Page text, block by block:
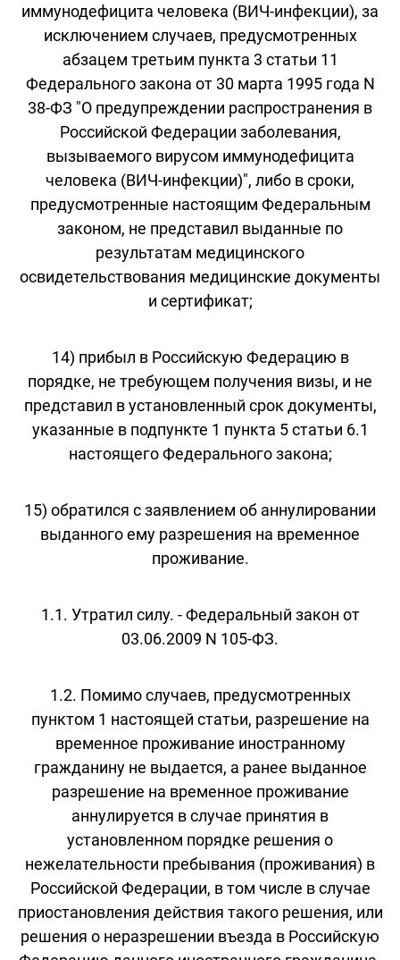
иммунодефицита человека (ВИЧ-инфекции), за
исключением случаев, предусмотренных
абзацем третьим пункта 3 статьи 11
Федерального закона от 30 марта 1995 года N
38-ФЗ "О предупреждении распространения в
Российской Федерации заболевания,
вызываемого вирусом иммунодефицита
человека (ВИЧ-инфекции)", либо в сроки,
предусмотренные настоящим Федеральным
законом, не представил выданные по
результатам медицинского
освидетельствования медицинские документы
и сертификат;
14) прибыл в Российскую Федерацию в
порядке, не требующем получения визы, и не
представил в установленный срок документы,
указанные в подпункте 1 пункта 5 статьи 6.1
настоящего Федерального закона;
15) обратился с заявлением об аннулировании
выданного ему разрешения на временное
проживание.
1.1. Утратил силу. - Федеральный закон от
03.06.2009 N 105-ФЗ.
1.2. Помимо случаев, предусмотренных
пунктом 1 настоящей статьи, разрешение на
временное проживание иностранному
гражданину не выдается, а ранее выданное
разрешение на временное проживание
аннулируется в случае принятия в
установленном порядке решения о
нежелательности пребывания (проживания) в
Российской Федерации, в том числе в случае
приостановления действия такого решения, или
решения о неразрешении въезда в Российскую